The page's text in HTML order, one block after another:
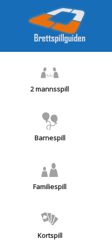
2 mannsspill
Barnespill
Familiespill
Kortspill